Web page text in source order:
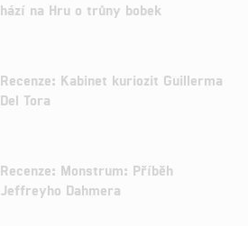
hází na Hru o trůny bobek
Recenze: Kabinet kuriozit Guillerma
Del Tora
Recenze: Monstrum: Příběh
Jeffreyho Dahmera